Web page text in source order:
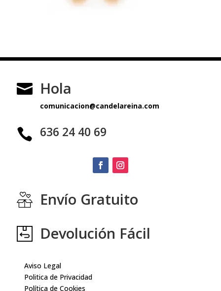
 Hola
comunicacion@candelareina.com
 636 24 40 69
Envío Gratuito
Devolución Fácil
Aviso Legal
Politica de Privacidad
Política de Cookies